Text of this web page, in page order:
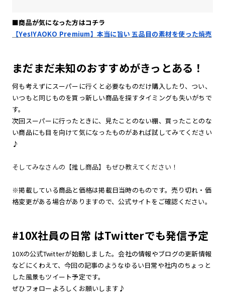
■商品が気になった方はコチラ
【Yes!YAOKO Premium】本当に旨い 五品目の素材を使った焼売
まだまだ未知のおすすめがきっとある！
何も考えずにスーパーに行くと必要なものだけ購入したり、つい、
いつもと同じものを買っ新しい商品を探すタイミングも失いがちで
す。
次回スーパーに行ったときに、見たことのない棚、買ったことのな
い商品にも目を向けて気になったものがあれば試してみてください
♪
そしてみなさんの【推し商品】もぜひ教えてください！
※掲載している商品と価格は掲載日当時のものです。売り切れ・価
格変更がある場合がありますので、公式サイトをご確認ください。
#10X社員の日常 はTwitterでも発信予定
10Xの公式Twitterが始動しました。会社の情報やブログの更新情報
などにくわえて、今回の記事のようなゆるい日常や社内のちょっと
した風景もツイート予定です。
ぜひフォローよろしくお願いします♪